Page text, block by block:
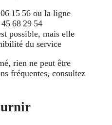
15 56 ou la ligne
68 29 54
possible, mais elle
du service
rien ne peut être
fréquentes, consultez